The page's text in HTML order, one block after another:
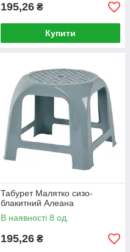
195,26 ₴
Купити
Табурет Малятко сизо-
блакитний Алеана
В наявності 8 од.
195,26 ₴